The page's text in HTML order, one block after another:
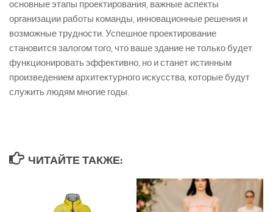
основные этапы проектирования, важные аспекты
организации работы команды, инновационные решения и
возможные трудности. Успешное проектирование
становится залогом того, что ваше здание не только будет
функционировать эффективно, но и станет истинным
произведением архитектурного искусства, которые будут
служить людям многие годы.
ЧИТАЙТЕ ТАКЖЕ: